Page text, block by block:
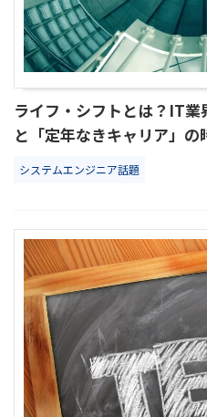
ライフ・シフトとは？IT業
と「定年なきキャリア」の
システムエンジニア話題